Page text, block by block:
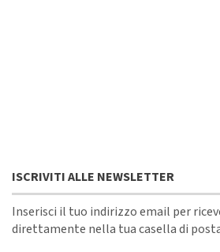
ISCRIVITI ALLE NEWSLETTER
Inserisci il tuo indirizzo email per
direttamente nella tua casella di